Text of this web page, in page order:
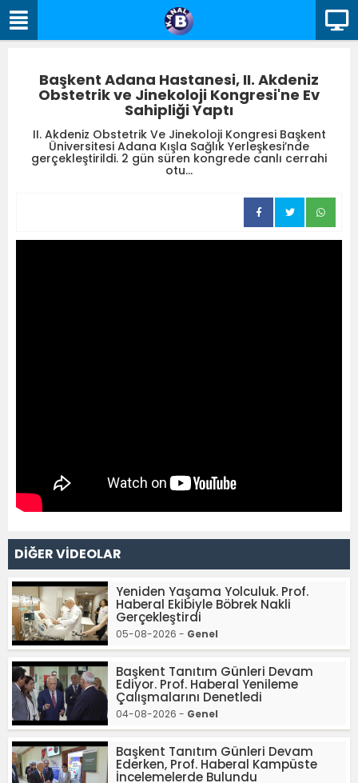
Başkent Adana Hastanesi, II. Akdeniz
Obstetrik ve Jinekoloji Kongresi'ne Ev
Sahipliği Yaptı
II. Akdeniz Obstetrik Ve Jinekoloji Kongresi Başkent
Üniversitesi Adana Kışla Sağlık Yerleşkesi’nde
gerçekleştirildi. 2 gün süren kongrede canlı cerrahi
otu...
DİĞER VİDEOLAR
Yeniden Yaşama Yolculuk. Prof.
Haberal Ekibiyle Böbrek Nakli
Gerçekleştirdi
05-08-2026 - Genel
Başkent Tanıtım Günleri Devam
Ediyor. Prof. Haberal Yenileme
Çalışmalarını Denetledi
04-08-2026 - Genel
Başkent Tanıtım Günleri Devam
Ederken, Prof. Haberal Kampüste
İncelemelerde Bulundu